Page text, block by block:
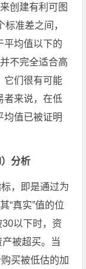
创建有利可图
准差之间，
平均值以下的
不完全适合高
它们很有可能
者来说，在低
均值已被证明
分析
，即是通过为
“真实”值的位
以下时，资
被超买。当
买被低估的加